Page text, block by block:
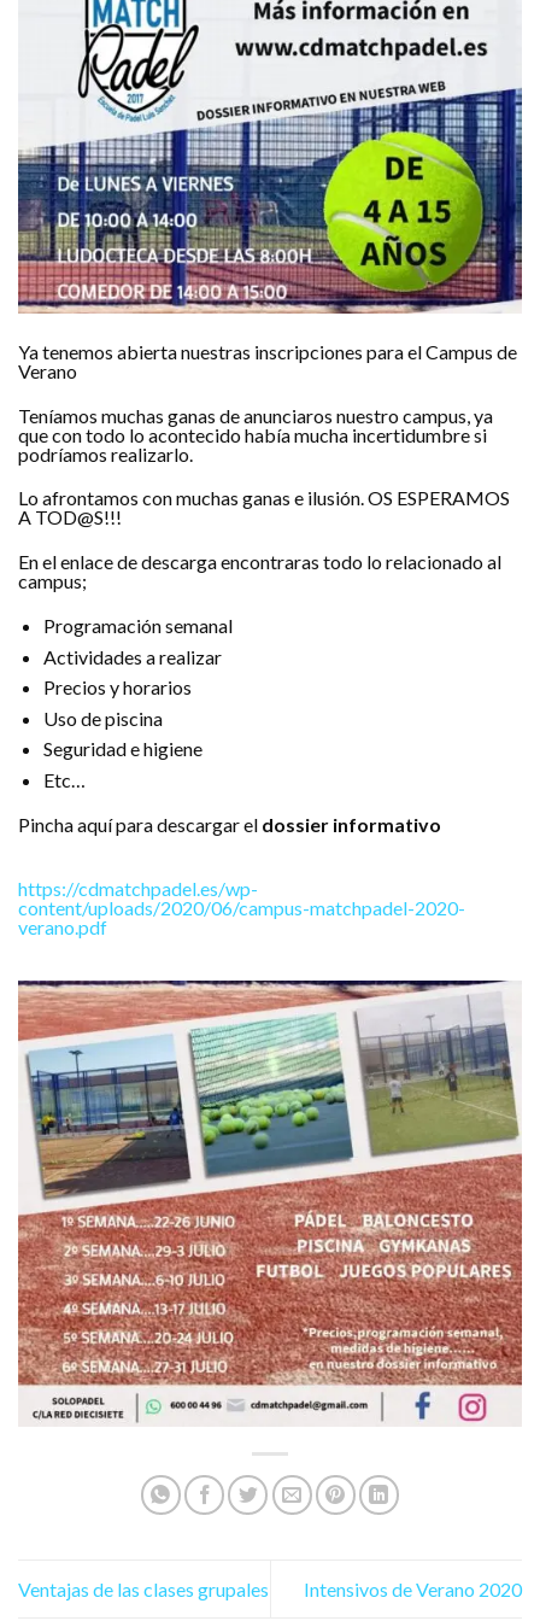
Ya tenemos abierta nuestras inscripciones para el Campus de
Verano
Teníamos muchas ganas de anunciaros nuestro campus, ya
que con todo lo acontecido había mucha incertidumbre si
podríamos realizarlo.
Lo afrontamos con muchas ganas e ilusión. OS ESPERAMOS
A TOD@S!!!
En el enlace de descarga encontraras todo lo relacionado al
campus;
Programación semanal
Actividades a realizar
Precios y horarios
Uso de piscina
Seguridad e higiene
Etc…
Pincha aquí para descargar el dossier informativo
https://cdmatchpadel.es/wp-
content/uploads/2020/06/campus-matchpadel-2020-
verano.pdf
Ventajas de las clases grupales Intensivos de Verano 2020